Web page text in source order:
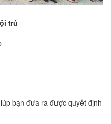
trú
bạn đưa ra được quyết định